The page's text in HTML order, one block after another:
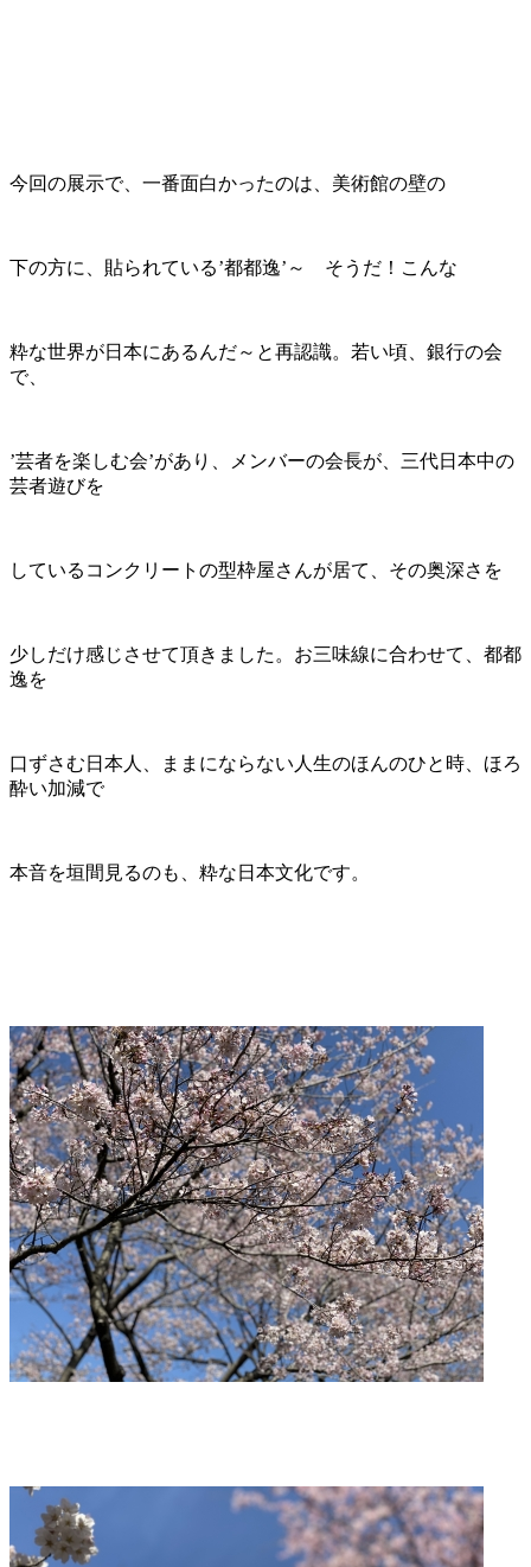
今回の展示で、一番面白かったのは、美術館の壁の
下の方に、貼られている’都都逸’～ そうだ！こんな
粋な世界が日本にあるんだ～と再認識。若い頃、銀行の会
で、
’芸者を楽しむ会’があり、メンバーの会長が、三代日本中の
芸者遊びを
しているコンクリートの型枠屋さんが居て、その奥深さを
少しだけ感じさせて頂きました。お三味線に合わせて、都都
逸を
口ずさむ日本人、ままにならない人生のほんのひと時、ほろ
酔い加減で
本音を垣間見るのも、粋な日本文化です。